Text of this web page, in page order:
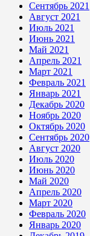
Сентябрь 2021
Август 2021
Июль 2021
Июнь 2021
Май 2021
Апрель 2021
Март 2021
Февраль 2021
Январь 2021
Декабрь 2020
Ноябрь 2020
Октябрь 2020
Сентябрь 2020
Август 2020
Июль 2020
Июнь 2020
Май 2020
Апрель 2020
Март 2020
Февраль 2020
Январь 2020